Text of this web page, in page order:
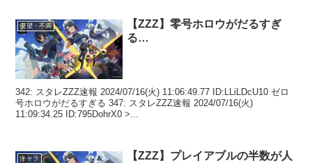
要望・不満
【ZZZ】零号ホロウがだるすぎ
る…
342: スタレZZZ速報 2024/07/16(火) 11:06:49.77 ID:LLiLDcU10 ゼロ
号ホロウがだるすぎる 347: スタレZZZ速報 2024/07/16(火)
11:09:34.25 ID:795DohrX0 >...
キャラ
【ZZZ】プレイアブルの半数が人